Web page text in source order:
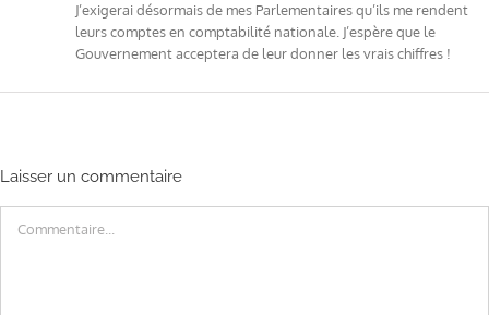
J’exigerai désormais de mes Parlementaires qu’ils me rendent
leurs comptes en comptabilité nationale. J’espère que le
Gouvernement acceptera de leur donner les vrais chiffres !
Laisser un commentaire